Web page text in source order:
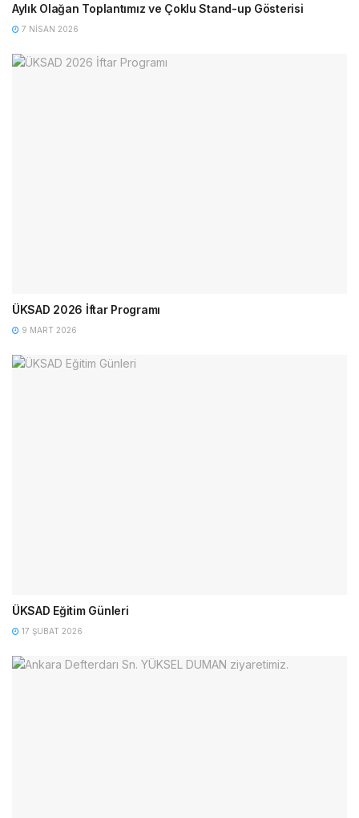
Aylık Olağan Toplantımız ve Çoklu Stand-up Gösterisi
7 NISAN 2026
ÜKSAD 2026 İftar Programı
9 MART 2026
ÜKSAD Eğitim Günleri
17 ŞUBAT 2026